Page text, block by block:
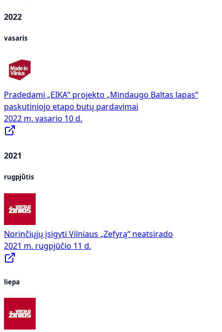
2022
vasaris
Pradedami „EIKA“ projekto „Mindaugo Baltas lapas“
paskutiniojo etapo butų pardavimai
2022 m. vasario 10 d.
2021
rugpjūtis
Norinčiųjų įsigyti Vilniaus „Zefyrą“ neatsirado
2021 m. rugpjūčio 11 d.
liepa